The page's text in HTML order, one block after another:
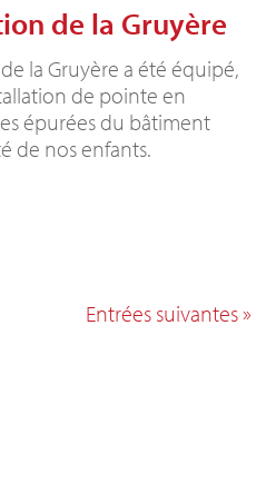
de la Gruyère
la Gruyère a été équipé,
de pointe en
épurées du bâtiment
de nos enfants.
Entrées suivantes »